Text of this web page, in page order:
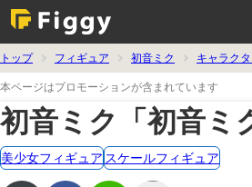
トップ フィギュア 初音ミク
キャラク
本ページはプロモーションが含まれています
初音ミク「初音ミ
美少女フィギュア スケールフィギュア